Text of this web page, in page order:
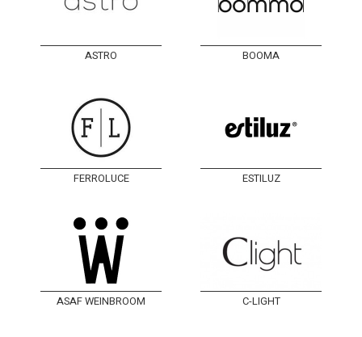
BOOMA
ASTRO
ESTILUZ
FERROLUCE
C-LIGHT
ASAF WEINBROOM